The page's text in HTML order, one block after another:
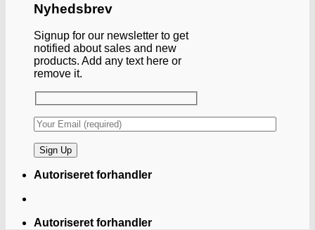
Nyhedsbrev
Signup for our newsletter to get
notified about sales and new
products. Add any text here or
remove it.
Autoriseret forhandler
Autoriseret forhandler